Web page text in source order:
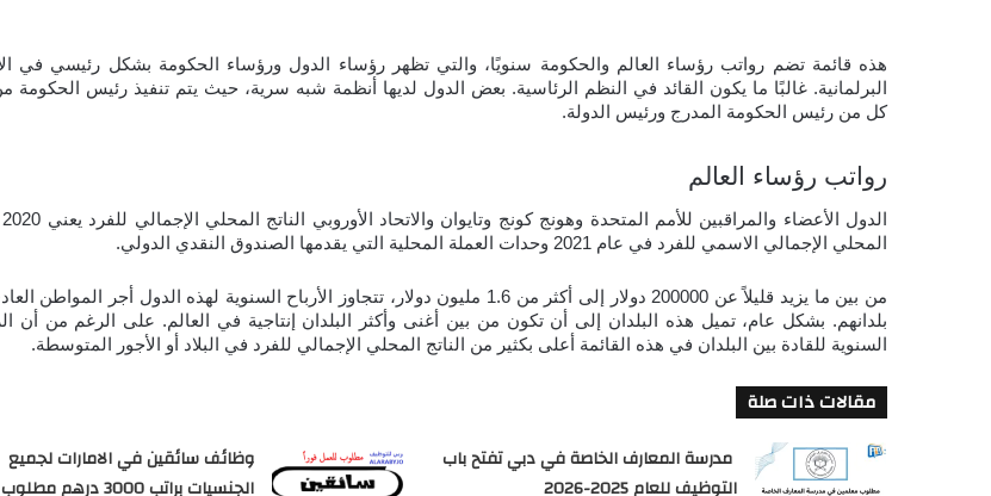
كل من رئيس الحكومة المدرج ورئيس الدولة.
رواتب رؤساء العالم
المحلي الإجمالي الاسمي للفرد في عام 2021 وحدات العملة المحلية التي يقدمها الصندوق النقدي الدولي.
السنوية للقادة بين البلدان في هذه القائمة أعلى بكثير من الناتج المحلي الإجمالي للفرد في البلاد أو الأجور المتوسطة.
مقالات ذات صلة
مدرسة المعارف الخاصة في دبي تفتح باب
التوظيف للعام 2025-2026
وظائف سائقين في الامارات لجميع
الجنسيات براتب 3000 درهم مطلوب